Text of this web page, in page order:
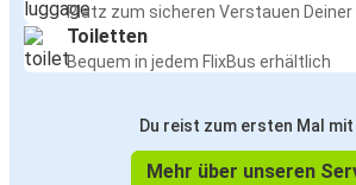
Platz zum sicheren Verstauen Deiner
Toiletten
Bequem in jedem FlixBus erhältlich
Du reist zum ersten Mal mit
Mehr über unseren